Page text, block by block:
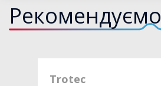
Рекомендуємо
Trotec